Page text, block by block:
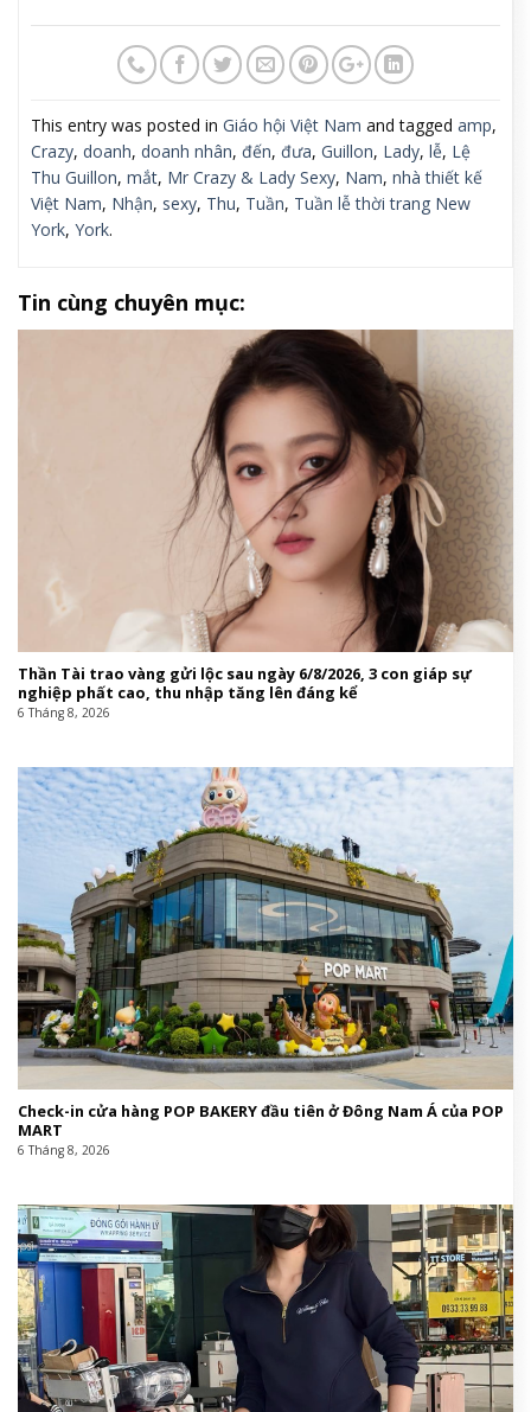
This entry was posted in Giáo hội Việt Nam and tagged amp,
Crazy, doanh, doanh nhân, đến, đưa, Guillon, Lady, lễ, Lệ
Thu Guillon, mắt, Mr Crazy & Lady Sexy, Nam, nhà thiết kế
Việt Nam, Nhận, sexy, Thu, Tuần, Tuần lễ thời trang New
York, York.
Tin cùng chuyên mục:
Thần Tài trao vàng gửi lộc sau ngày 6/8/2026, 3 con giáp sự
nghiệp phất cao, thu nhập tăng lên đáng kể
6 Tháng 8, 2026
Check-in cửa hàng POP BAKERY đầu tiên ở Đông Nam Á của POP
MART
6 Tháng 8, 2026